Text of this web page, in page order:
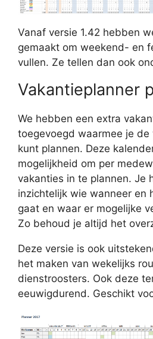
Vanaf versie 1.42 hebben
gemaakt om weekend- en
vullen. Ze tellen dan ook
Vakantieplanner
We hebben een extra
toegevoegd waarmee je
kunt plannen. Deze
mogelijkheid om per
vakanties in te plannen. Je
inzichtelijk wie wanneer en
gaat en waar er mogelijke
Zo behoud je altijd het
Deze versie is ook
het maken van wekelijks
dienstroosters. Ook deze
eeuwigdurend. Geschikt